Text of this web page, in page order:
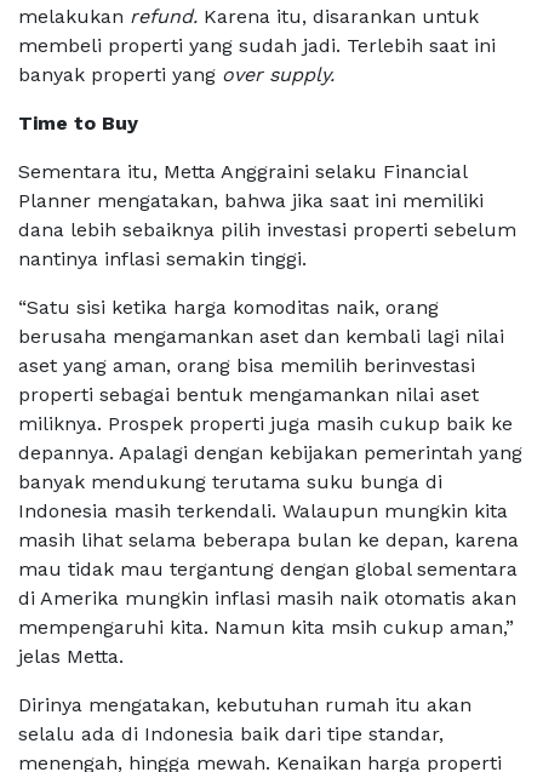
melakukan refund. Karena itu, disarankan untuk
membeli properti yang sudah jadi. Terlebih saat ini
banyak properti yang over supply.
Time to Buy
Sementara itu, Metta Anggraini selaku Financial
Planner mengatakan, bahwa jika saat ini memiliki
dana lebih sebaiknya pilih investasi properti sebelum
nantinya inflasi semakin tinggi.
“Satu sisi ketika harga komoditas naik, orang
berusaha mengamankan aset dan kembali lagi nilai
aset yang aman, orang bisa memilih berinvestasi
properti sebagai bentuk mengamankan nilai aset
miliknya. Prospek properti juga masih cukup baik ke
depannya. Apalagi dengan kebijakan pemerintah yang
banyak mendukung terutama suku bunga di
Indonesia masih terkendali. Walaupun mungkin kita
masih lihat selama beberapa bulan ke depan, karena
mau tidak mau tergantung dengan global sementara
di Amerika mungkin inflasi masih naik otomatis akan
mempengaruhi kita. Namun kita msih cukup aman,”
jelas Metta.
Dirinya mengatakan, kebutuhan rumah itu akan
selalu ada di Indonesia baik dari tipe standar,
menengah, hingga mewah. Kenaikan harga properti